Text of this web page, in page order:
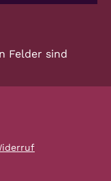
Felder sind